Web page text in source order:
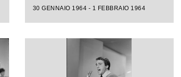
30 GENNAIO 1964 - 1 FEBBRAIO 1964